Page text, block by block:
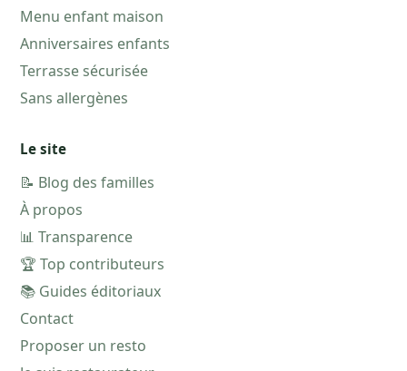
Menu enfant maison
Anniversaires enfants
Terrasse sécurisée
Sans allergènes
Le site
📝 Blog des familles
À propos
📊 Transparence
🏆 Top contributeurs
📚 Guides éditoriaux
Contact
Proposer un resto